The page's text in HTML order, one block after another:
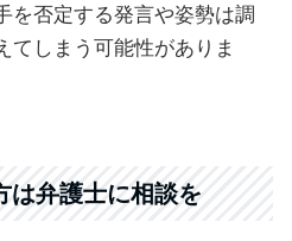
を否定する発言や姿勢は調
てしまう可能性がありま
は弁護士に相談を